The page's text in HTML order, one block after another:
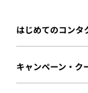
はじめてのコンタ
キャンペーン・ク